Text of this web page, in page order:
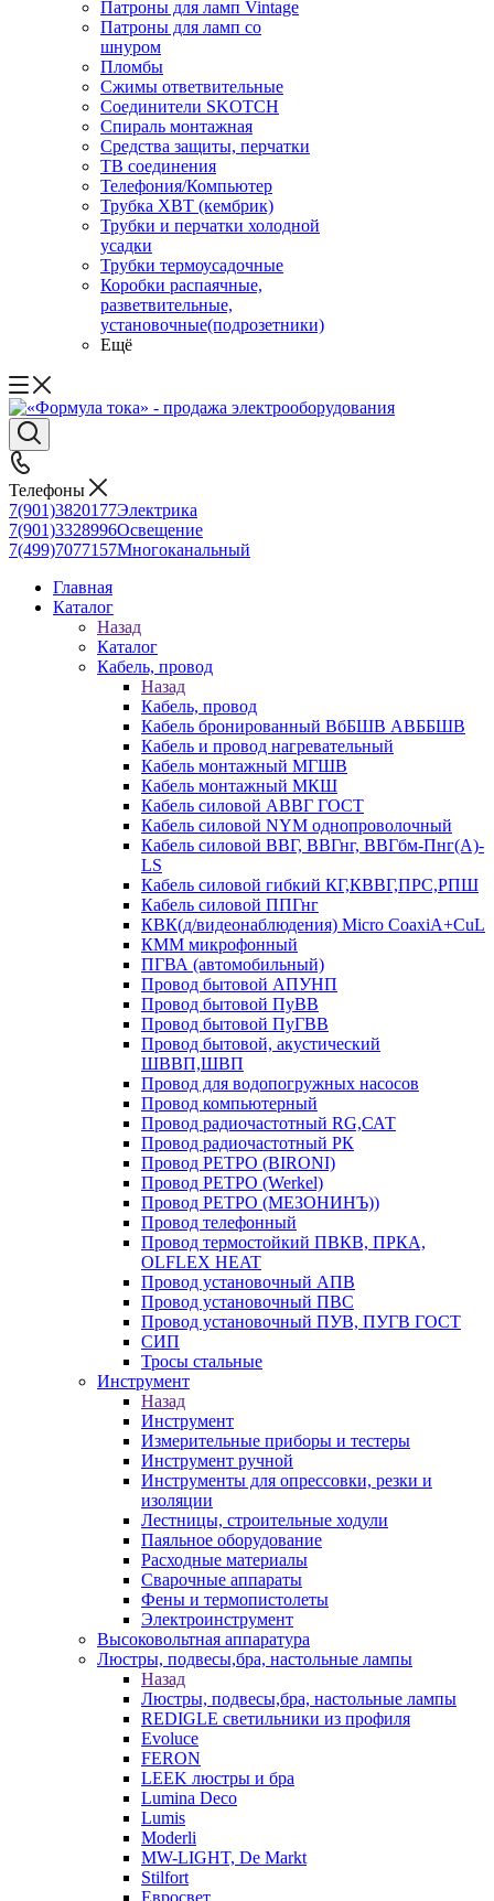
Патроны для ламп Vintage
Патроны для ламп со
шнуром
Пломбы
Сжимы ответвительные
Соединители SKOTCH
Спираль монтажная
Средства защиты, перчатки
ТВ соединения
Телефония/Компьютер
Трубка ХВТ (кембрик)
Трубки и перчатки холодной
усадки
Трубки термоусадочные
Коробки распаячные,
разветвительные,
установочные(подрозетники)
Ещё
Телефоны
7(901)3820177Электрика
7(901)3328996Освещение
7(499)7077157Многоканальный
Главная
Каталог
Назад
Каталог
Кабель, провод
Назад
Кабель, провод
Кабель бронированный ВбБШВ АВББШВ
Кабель и провод нагревательный
Кабель монтажный МГШВ
Кабель монтажный МКШ
Кабель силовой АВВГ ГОСТ
Кабель силовой NYM однопроволочный
Кабель силовой ВВГ, ВВГнг, ВВГбм-Пнг(А)-
LS
Кабель силовой гибкий КГ,КВВГ,ПРС,РПШ
Кабель силовой ППГнг
КВК(д/видеонаблюдения) Micro CoaxiA+CuL
КММ микрофонный
ПГВА (автомобильный)
Провод бытовой АПУНП
Провод бытовой ПуВВ
Провод бытовой ПуГВВ
Провод бытовой, акустический
ШВВП,ШВП
Провод для водопогружных насосов
Провод компьютерный
Провод радиочастотный RG,САТ
Провод радиочастотный РК
Провод РЕТРО (BIRONI)
Провод РЕТРО (Werkel)
Провод РЕТРО (МЕЗОНИНЪ))
Провод телефонный
Провод термостойкий ПВКВ, ПРКА,
OLFLEX HEAT
Провод установочный АПВ
Провод установочный ПВС
Провод установочный ПУВ, ПУГВ ГОСТ
СИП
Тросы стальные
Инструмент
Назад
Инструмент
Измерительные приборы и тестеры
Инструмент ручной
Инструменты для опрессовки, резки и
изоляции
Лестницы, строительные ходули
Паяльное оборудование
Расходные материалы
Сварочные аппараты
Фены и термопистолеты
Электроинструмент
Высоковольтная аппаратура
Люстры, подвесы,бра, настольные лампы
Назад
Люстры, подвесы,бра, настольные лампы
REDIGLE светильники из профиля
Evoluce
FERON
LEEK люстры и бра
Lumina Deco
Lumis
Moderli
MW-LIGHT, De Markt
Stilfort